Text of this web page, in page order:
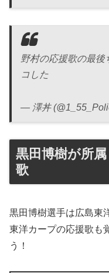
野村の応援歌の最後
コした
— 澤丼
黒田博樹が所
歌
黒田博樹選手は広島東
東洋カープの応援歌も
う！